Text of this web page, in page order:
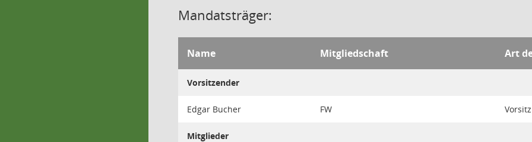
Mandatsträger:
Name Mitgliedschaft Art
Vorsitzender
Edgar Bucher FW Vorsitz
Mitglieder